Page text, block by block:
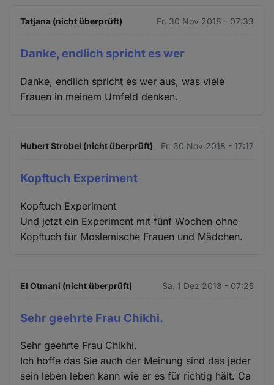
Tatjana (nicht überprüft) Fr. 30 Nov 2018 - 07:33
Danke, endlich spricht es wer
Danke, endlich spricht es wer aus, was viele
Frauen in meinem Umfeld denken.
Hubert Strobel (nicht überprüft) Fr. 30 Nov 2018 - 17:17
Kopftuch Experiment
Kopftuch Experiment
Und jetzt ein Experiment mit fünf Wochen ohne
Kopftuch für Moslemische Frauen und Mädchen.
El Otmani (nicht überprüft) Sa. 1 Dez 2018 - 07:25
Sehr geehrte Frau Chikhi.
Sehr geehrte Frau Chikhi.
Ich hoffe das Sie auch der Meinung sind das jeder
sein leben leben kann wie er es für richtig hält. Ca